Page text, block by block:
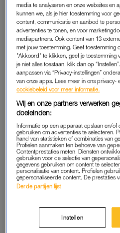
Dit bericht op Instagram
media te analyseren en onze websites en
kunnen we, als je hier toestemming voor
content, communicatie en aanbod te
advertenties te tonen, en voor
mediapartners. Ook content van 13
met jouw toestemming. Geef toestemming
"Akkoord" te klikken, geef je toestemming
je niet alles toestaan, klik dan op
aanpassen via “Privacy-instellingen”
van onze apps. Lees meer in ons privacy-
cookiebeleid voor meer informatie.
Wij en onze partners verwerken
doeleinden:
Informatie op een apparaat opslaan en/of
gebruiken om advertenties te selecteren.
hand van statistieken of combinaties van
Profielen aanmaken ten behoeve van
Contentprestaties meten. Diensten
gebruiken voor de selectie van
gegevens gebruiken om content te
personalisatie van content. Profielen
gepersonaliseerde content. De prestaties
Derde partijen lijst
Instellen